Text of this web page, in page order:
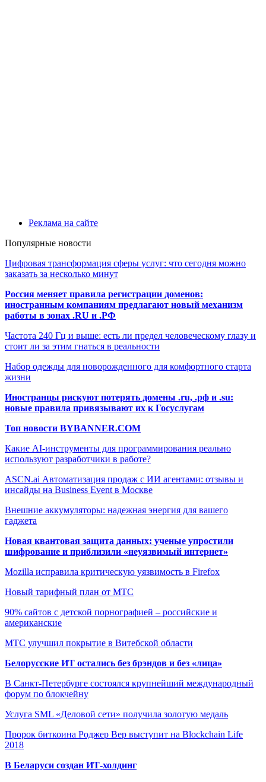
Реклама на сайте
Популярные новости
Цифровая трансформация сферы услуг: что сегодня можно
заказать за несколько минут
Россия меняет правила регистрации доменов:
иностранным компаниям предлагают новый механизм
работы в зонах .RU и .РФ
Частота 240 Гц и выше: есть ли предел человеческому глазу и
стоит ли за этим гнаться в реальности
Набор одежды для новорожденного для комфортного старта
жизни
Иностранцы рискуют потерять домены .ru, .рф и .su:
новые правила привязывают их к Госуслугам
Топ новости BYBANNER.COM
Какие AI-инструменты для программирования реально
используют разработчики в работе?
ASCN.ai Автоматизация продаж с ИИ агентами: отзывы и
инсайды на Business Event в Москве
Внешние аккумуляторы: надежная энергия для вашего
гаджета
Новая квантовая защита данных: ученые упростили
шифрование и приблизили «неуязвимый интернет»
Mozilla исправила критическую уязвимость в Firefox
Новый тарифный план от МТС
90% сайтов с детской порнографией – российские и
американские
МТС улучшил покрытие в Витебской области
Белорусские ИТ остались без брэндов и без «лица»
В Санкт-Петербурге состоялся крупнейший международный
форум по блокчейну
Услуга SML «Деловой сети» получила золотую медаль
Пророк биткоина Роджер Вер выступит на Blockchain Life
2018
В Беларуси создан ИТ-холдинг